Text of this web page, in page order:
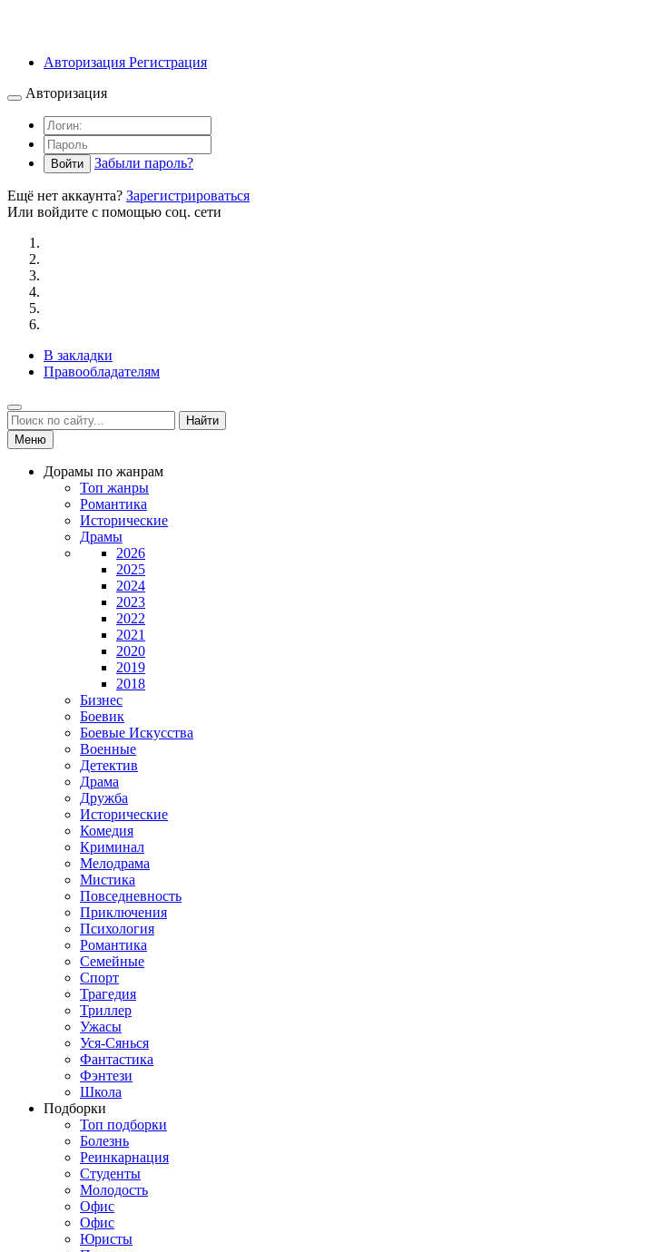
Авторизация Регистрация
Авторизация
Войти Забыли пароль?
Ещё нет аккаунта? Зарегистрироваться
Или войдите с помощью соц. сети
В закладки
Правообладателям
Найти
Меню
Дорамы по жанрам
Топ жанры
Романтика
Исторические
Драмы
2026
2025
2024
2023
2022
2021
2020
2019
2018
Бизнес
Боевик
Боевые Искусства
Военные
Детектив
Драма
Дружба
Исторические
Комедия
Криминал
Мелодрама
Мистика
Повседневность
Приключения
Психология
Романтика
Семейные
Спорт
Трагедия
Триллер
Ужасы
Уся-Сянься
Фантастика
Фэнтези
Школа
Подборки
Топ подборки
Болезнь
Реинкарнация
Студенты
Молодость
Офис
Офис
Юристы